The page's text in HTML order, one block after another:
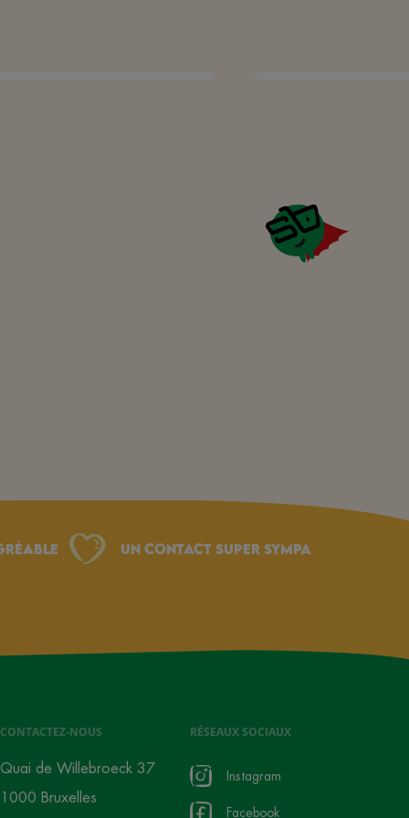
Un Contact Super Sympa
CONTACTEZ-NOUS
Quai de Willebroeck 37
1000 Bruxelles
RÉSEAUX SOCIAUX
Instagram
Facebook